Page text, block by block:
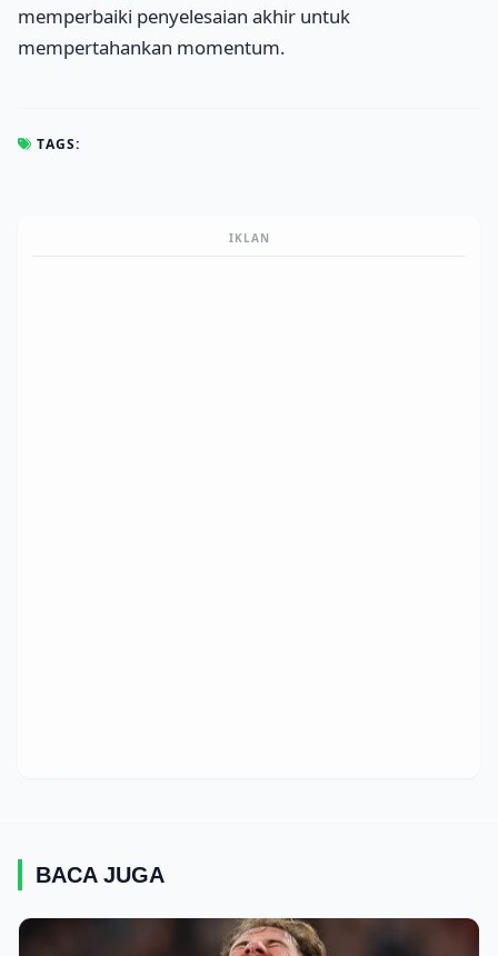
memperbaiki penyelesaian akhir untuk
mempertahankan momentum.
TAGS:
IKLAN
BACA JUGA